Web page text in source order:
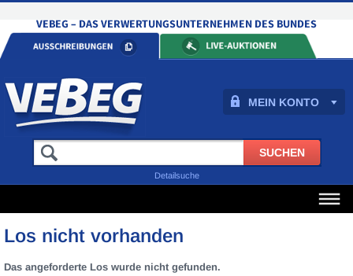
MEIN KONTO
Detailsuche
Los nicht vorhanden
Das angeforderte Los wurde nicht gefunden.